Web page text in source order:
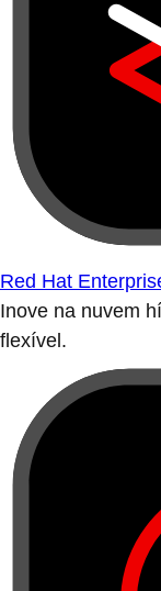
Red Hat
Inove na nuvem
flexível.